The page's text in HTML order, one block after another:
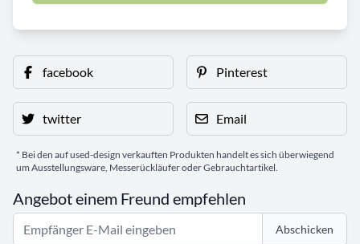
facebook Pinterest
twitter Email
* Bei den auf used-design verkauften Produkten handelt es sich überwiegend
um Ausstellungsware, Messerückläufer oder Gebrauchtartikel.
Angebot einem Freund empfehlen
Abschicken